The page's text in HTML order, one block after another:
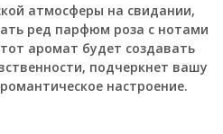
атмосферы на свидании,
ред парфюм роза с нотами
аромат будет создавать
подчеркнет вашу
настроение.